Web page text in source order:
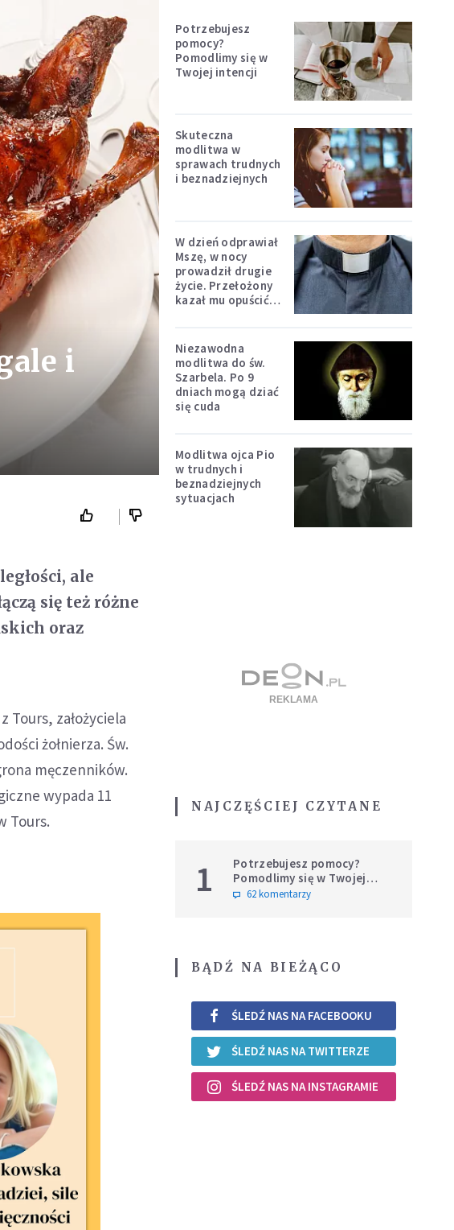
i
ale
się też różne
oraz
Tours, założyciela
żołnierza. Św.
męczenników.
wypada 11
Tours.
Potrzebujesz
pomocy?
Pomodlimy się w
Twojej intencji
Skuteczna
modlitwa w
sprawach trudnych
i beznadziejnych
W dzień odprawiał
Mszę, w nocy
prowadził drugie
życie. Przełożony
kazał mu opuścić
Niezawodna
modlitwa do św.
Szarbela. Po 9
dniach mogą dziać
się cuda
Modlitwa ojca Pio
w trudnych i
beznadziejnych
sytuacjach
NAJCZĘŚCIEJ CZYTANE
1
Potrzebujesz pomocy?
Pomodlimy się w Twojej
intencji
62 komentarzy
BĄDŹ NA BIEŻĄCO
ŚLEDŹ NAS NA FACEBOOKU
ŚLEDŹ NAS NA TWITTERZE
ŚLEDŹ NAS NA INSTAGRAMIE